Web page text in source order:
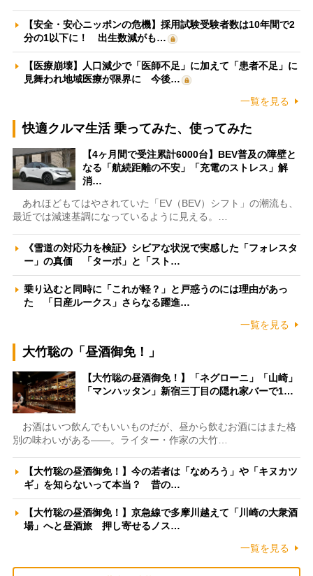
【安全・安心ニッポンの危機】採用試験受験者数は10年間で2
分の1以下に！ 出生数減がも…
【医療崩壊】人口減少で「医師不足」に加えて「患者不足」に
見舞われ地域医療が限界に 今後…
一覧を見る
快適クルマ生活 乗ってみた、使ってみた
【4ヶ月間で受注累計6000台】BEV普及の障壁と
なる「航続距離の不安」「充電のストレス」解
消…
あれほどもてはやされていた「EV（BEV）シフト」の潮流も、
最近では減速基調になっているように見える。…
《雪道の対応力を検証》シビアな状況で実感した「フォレスタ
ー」の真価 「ターボ」と「スト…
乗り込むと同時に「これが軽？」と戸惑うのには理由があっ
た 「日産ルークス」さらなる躍進…
一覧を見る
大竹聡の「昼酒御免！」
【大竹聡の昼酒御免！】「ネグローニ」「山崎」
「マンハッタン」新宿三丁目の隠れ家バーで1…
お酒はいつ飲んでもいいものだが、昼から飲むお酒にはまた格
別の味わいがある――。ライター・作家の大竹…
【大竹聡の昼酒御免！】今の若者は「なめろう」や「キヌカツ
ギ」を知らないって本当？ 昔の…
【大竹聡の昼酒御免！】京急線で多摩川越えて「川崎の大衆酒
場」へと昼酒旅 押し寄せるノス…
一覧を見る